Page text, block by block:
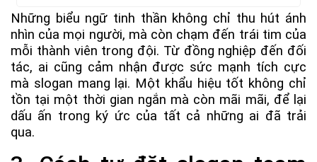
Những biểu ngữ tinh thần không chỉ thu hút ánh
nhìn của mọi người, mà còn chạm đến trái tim của
mỗi thành viên trong đội. Từ đồng nghiệp đến đối
tác, ai cũng cảm nhận được sức mạnh tích cực
mà slogan mang lại. Một khẩu hiệu tốt không chỉ
tồn tại một thời gian ngắn mà còn mãi mãi, để lại
dấu ấn trong ký ức của tất cả những ai đã trải
qua.